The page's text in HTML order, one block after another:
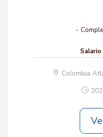
-
Salario
Colombia